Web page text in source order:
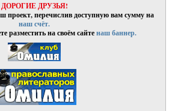
ДОРОГИЕ ДРУЗЬЯ!
проект, перечислив доступную вам сумму на
наш счёт.
разместить на своём сайтенаш баннер.